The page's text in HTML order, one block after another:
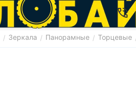
/ Зеркала / Панорамные / Торцевые